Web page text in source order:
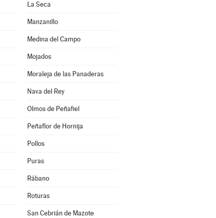
La Seca
Manzanillo
Medina del Campo
Mojados
Moraleja de las Panaderas
Nava del Rey
Olmos de Peñafiel
Peñaflor de Hornija
Pollos
Puras
Rábano
Roturas
San Cebrián de Mazote